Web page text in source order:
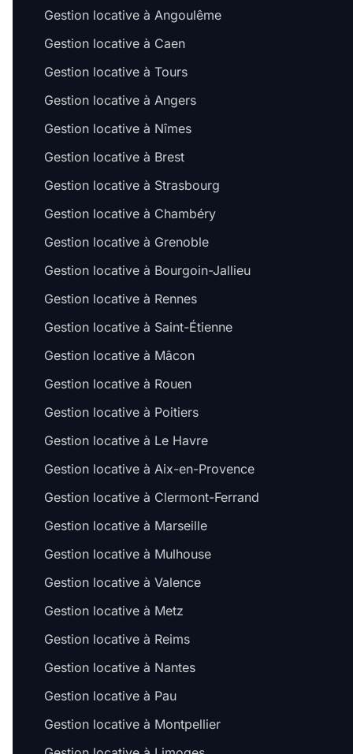
Gestion locative à Angoulême
Gestion locative à Caen
Gestion locative à Tours
Gestion locative à Angers
Gestion locative à Nîmes
Gestion locative à Brest
Gestion locative à Strasbourg
Gestion locative à Chambéry
Gestion locative à Grenoble
Gestion locative à Bourgoin-Jallieu
Gestion locative à Rennes
Gestion locative à Saint-Étienne
Gestion locative à Mâcon
Gestion locative à Rouen
Gestion locative à Poitiers
Gestion locative à Le Havre
Gestion locative à Aix-en-Provence
Gestion locative à Clermont-Ferrand
Gestion locative à Marseille
Gestion locative à Mulhouse
Gestion locative à Valence
Gestion locative à Metz
Gestion locative à Reims
Gestion locative à Nantes
Gestion locative à Pau
Gestion locative à Montpellier